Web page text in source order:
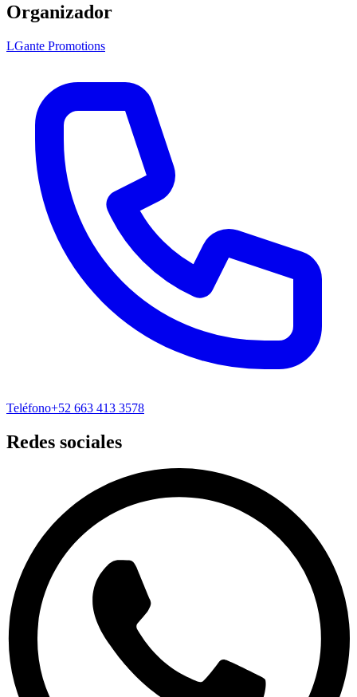
Organizador
LGante Promotions
Teléfono+52 663 413 3578
Redes sociales